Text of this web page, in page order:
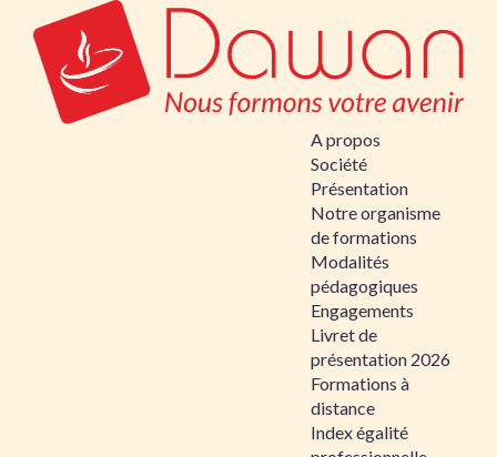
A propos
Société
Présentation
Notre organisme
de formations
Modalités
pédagogiques
Engagements
Livret de
présentation 2026
Formations à
distance
Index égalité